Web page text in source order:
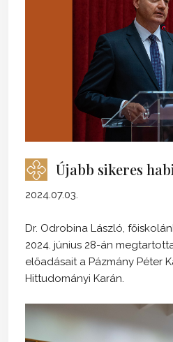
Újabb sikeres
2024.07.03.
Dr. Odrobina László,
2024. június 28-án
előadásait a Pázmány Péter
Hittudományi Karán.